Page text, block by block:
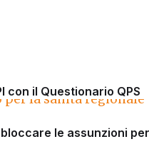
con il Questionario QPS
le assunzioni